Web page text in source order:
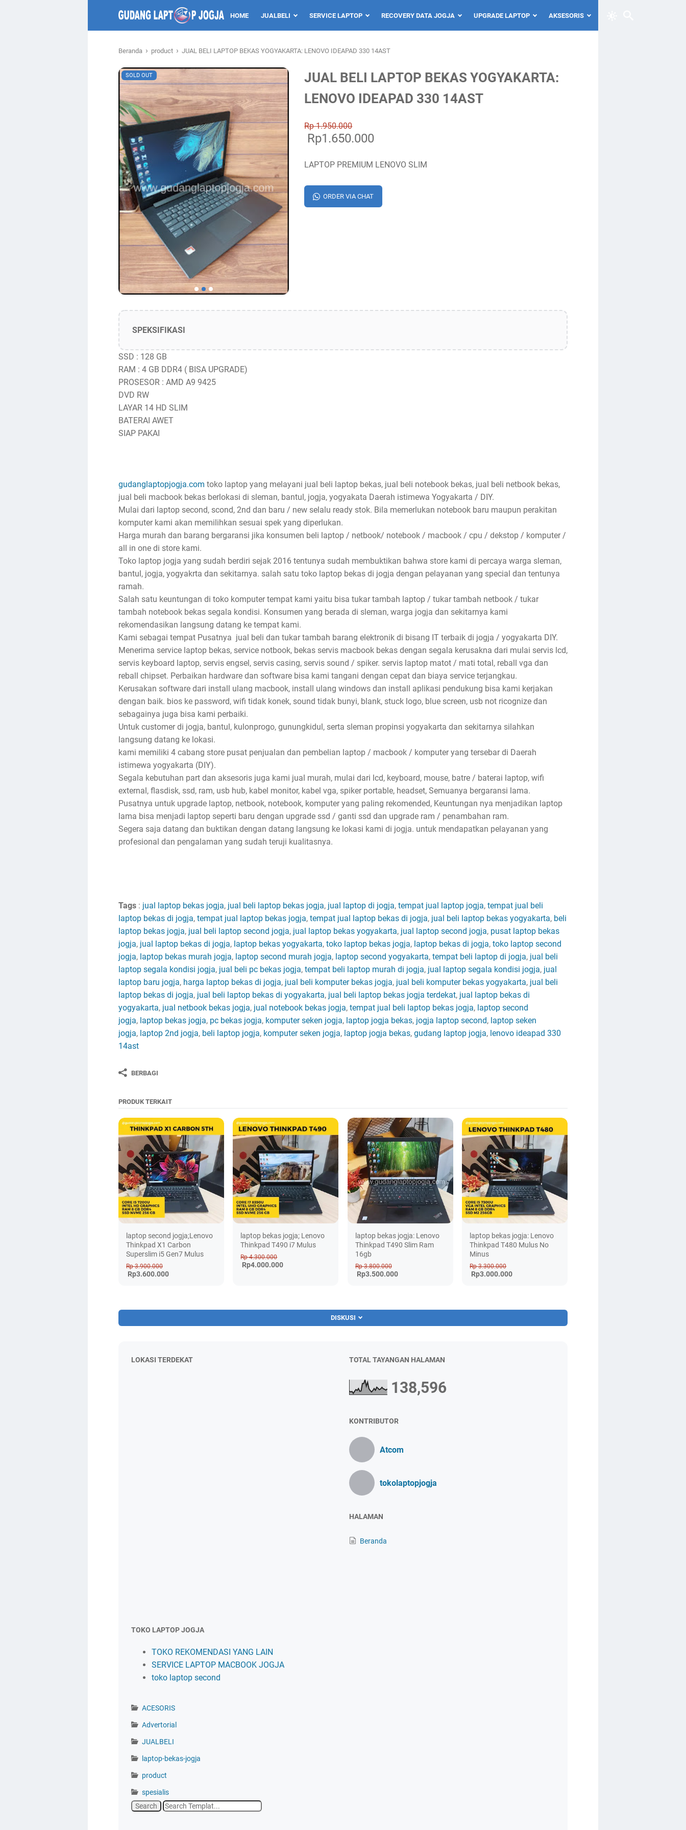
HOME JUALBELI SERVICE LAPTOP RECOVERY DATA JOGJA UPGRADE LAPTOP AKSESORIS
Beranda › product › JUAL BELI LAPTOP BEKAS YOGYAKARTA: LENOVO IDEAPAD 330 14AST
JUAL BELI LAPTOP BEKAS YOGYAKARTA:
LENOVO IDEAPAD 330 14AST
SOLD OUT
Rp 1.950.000
Rp1.650.000
LAPTOP PREMIUM LENOVO SLIM
ORDER VIA CHAT
SPEKSIFIKASI
SSD : 128 GB
RAM : 4 GB DDR4 ( BISA UPGRADE)
PROSESOR : AMD A9 9425
DVD RW
LAYAR 14 HD SLIM
BATERAI AWET
SIAP PAKAI
gudanglaptopjogja.com toko laptop yang melayani jual beli laptop bekas, jual beli notebook bekas, jual beli netbook bekas,
jual beli macbook bekas berlokasi di sleman, bantul, jogja, yogyakata Daerah istimewa Yogyakarta / DIY.
Mulai dari laptop second, scond, 2nd dan baru / new selalu ready stok. Bila memerlukan notebook baru maupun perakitan
komputer kami akan memilihkan sesuai spek yang diperlukan.
Harga murah dan barang bergaransi jika konsumen beli laptop / netbook/ notebook / macbook / cpu / dekstop / komputer /
all in one di store kami.
Toko laptop jogja yang sudah berdiri sejak 2016 tentunya sudah membuktikan bahwa store kami di percaya warga sleman,
bantul, jogja, yogyakrta dan sekitarnya. salah satu toko laptop bekas di jogja dengan pelayanan yang special dan tentunya
ramah.
Salah satu keuntungan di toko komputer tempat kami yaitu bisa tukar tambah laptop / tukar tambah netbook / tukar
tambah notebook bekas segala kondisi. Konsumen yang berada di sleman, warga jogja dan sekitarnya kami
rekomendasikan langsung datang ke tempat kami.
Kami sebagai tempat Pusatnya jual beli dan tukar tambah barang elektronik di bisang IT terbaik di jogja / yogyakarta DIY.
Menerima service laptop bekas, service notbook, bekas servis macbook bekas dengan segala kerusakna dari mulai servis lcd,
servis keyboard laptop, servis engsel, servis casing, servis sound / spiker. servis laptop matot / mati total, reball vga dan
reball chipset. Perbaikan hardware dan software bisa kami tangani dengan cepat dan biaya service terjangkau.
Kerusakan software dari install ulang macbook, install ulang windows dan install aplikasi pendukung bisa kami kerjakan
dengan baik. bios ke password, wifi tidak konek, sound tidak bunyi, blank, stuck logo, blue screen, usb not ricognize dan
sebagainya juga bisa kami perbaiki.
Untuk customer di jogja, bantul, kulonprogo, gunungkidul, serta sleman propinsi yogyakarta dan sekitarnya silahkan
langsung datang ke lokasi.
kami memiliki 4 cabang store pusat penjualan dan pembelian laptop / macbook / komputer yang tersebar di Daerah
istimewa yogyakarta (DIY).
Segala kebutuhan part dan aksesoris juga kami jual murah, mulai dari lcd, keyboard, mouse, batre / baterai laptop, wifi
external, flasdisk, ssd, ram, usb hub, kabel monitor, kabel vga, spiker portable, headset, Semuanya bergaransi lama.
Pusatnya untuk upgrade laptop, netbook, notebook, komputer yang paling rekomended, Keuntungan nya menjadikan laptop
lama bisa menjadi laptop seperti baru dengan upgrade ssd / ganti ssd dan upgrade ram / penambahan ram.
Segera saja datang dan buktikan dengan datang langsung ke lokasi kami di jogja. untuk mendapatkan pelayanan yang
profesional dan pengalaman yang sudah teruji kualitasnya.
Tags : jual laptop bekas jogja, jual beli laptop bekas jogja, jual laptop di jogja, tempat jual laptop jogja, tempat jual beli
laptop bekas di jogja, tempat jual laptop bekas jogja, tempat jual laptop bekas di jogja, jual beli laptop bekas yogyakarta, beli
laptop bekas jogja, jual beli laptop second jogja, jual laptop bekas yogyakarta, jual laptop second jogja, pusat laptop bekas
jogja, jual laptop bekas di jogja, laptop bekas yogyakarta, toko laptop bekas jogja, laptop bekas di jogja, toko laptop second
jogja, laptop bekas murah jogja, laptop second murah jogja, laptop second yogyakarta, tempat beli laptop di jogja, jual beli
laptop segala kondisi jogja, jual beli pc bekas jogja, tempat beli laptop murah di jogja, jual laptop segala kondisi jogja, jual
laptop baru jogja, harga laptop bekas di jogja, jual beli komputer bekas jogja, jual beli komputer bekas yogyakarta, jual beli
laptop bekas di jogja, jual beli laptop bekas di yogyakarta, jual beli laptop bekas jogja terdekat, jual laptop bekas di
yogyakarta, jual netbook bekas jogja, jual notebook bekas jogja, tempat jual beli laptop bekas jogja, laptop second
jogja, laptop bekas jogja, pc bekas jogja, komputer seken jogja, laptop jogja bekas, jogja laptop second, laptop seken
jogja, laptop 2nd jogja, beli laptop jogja, komputer seken jogja, laptop jogja bekas, gudang laptop jogja, lenovo ideapad 330
14ast
BERBAGI
PRODUK TERKAIT
laptop second jogja;Lenovo
Thinkpad X1 Carbon
Superslim i5 Gen7 Mulus
Rp 3.900.000
Rp3.600.000
laptop bekas jogja; Lenovo
Thinkpad T490 i7 Mulus
Rp 4.300.000
Rp4.000.000
laptop bekas jogja: Lenovo
Thinkpad T490 Slim Ram
16gb
Rp 3.800.000
Rp3.500.000
laptop bekas jogja: Lenovo
Thinkpad T480 Mulus No
Minus
Rp 3.300.000
Rp3.000.000
DISKUSI
LOKASI TERDEKAT
TOKO LAPTOP JOGJA
TOKO REKOMENDASI YANG LAIN
SERVICE LAPTOP MACBOOK JOGJA
toko laptop second
ACESORIS
Advertorial
JUALBELI
laptop-bekas-jogja
product
spesialis
TOTAL TAYANGAN HALAMAN
138,596
KONTRIBUTOR
Atcom
tokolaptopjogja
HALAMAN
Beranda